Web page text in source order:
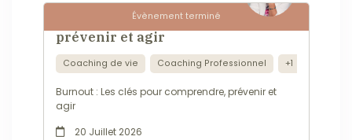
Évènement terminé
Burnout : Les clés pour comprendre,
prévenir et agir
Coaching de vie Coaching Professionnel +1
Burnout : Les clés pour comprendre, prévenir et
agir
20 Juillet 2026